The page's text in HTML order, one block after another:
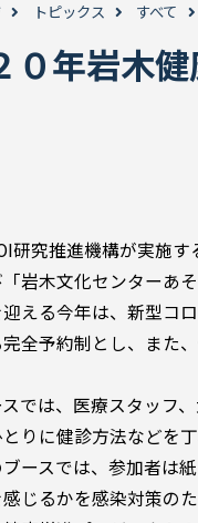
トピックス すべて
０年岩木
研究推進機構が実施
岩木文化センターあ
迎える今年は、新型コ
全予約制とし、また
では、医療スタッフ
りに健診方法などを
ースでは、参加者は
じるかを感染対策の